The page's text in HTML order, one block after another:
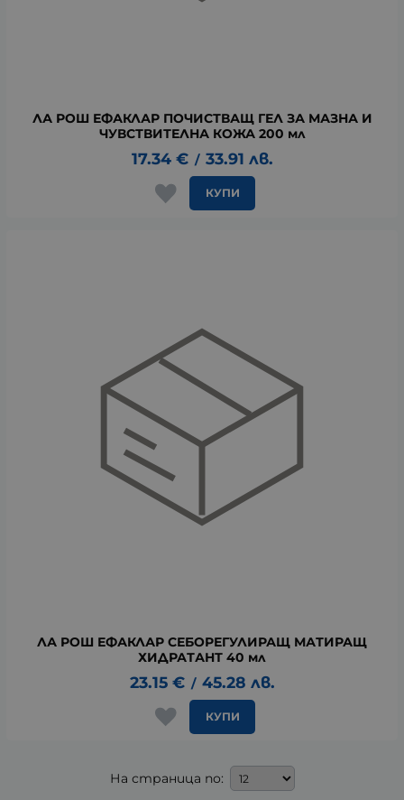
ЛА РОШ ЕФАКЛАР ПОЧИСТВАЩ ГЕЛ ЗА МАЗНА И
ЧУВСТВИТЕЛНА КОЖА 200 мл
17.34 € / 33.91 лв.
КУПИ
ЛА РОШ ЕФАКЛАР СЕБОРЕГУЛИРАЩ МАТИРАЩ
ХИДРАТАНТ 40 мл
23.15 € / 45.28 лв.
КУПИ
На страница по: